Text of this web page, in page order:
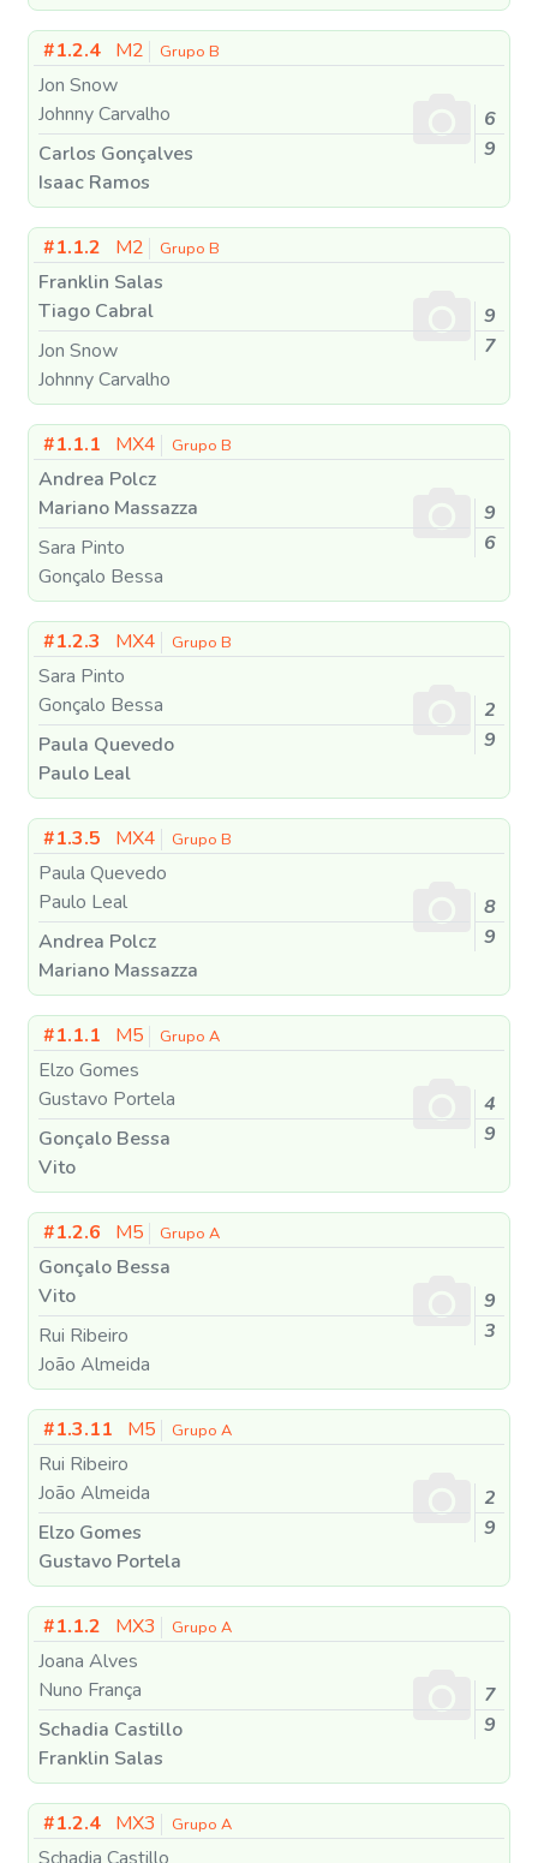
#1.2.4 M2 Grupo B
Jon Snow
Johnny Carvalho
Carlos Gonçalves
Isaac Ramos
6
9
#1.1.2 M2 Grupo B
Franklin Salas
Tiago Cabral
Jon Snow
Johnny Carvalho
9
7
#1.1.1 MX4 Grupo B
Andrea Polcz
Mariano Massazza
Sara Pinto
Gonçalo Bessa
9
6
#1.2.3 MX4 Grupo B
Sara Pinto
Gonçalo Bessa
Paula Quevedo
Paulo Leal
2
9
#1.3.5 MX4 Grupo B
Paula Quevedo
Paulo Leal
Andrea Polcz
Mariano Massazza
8
9
#1.1.1 M5 Grupo A
Elzo Gomes
Gustavo Portela
Gonçalo Bessa
Vito
4
9
#1.2.6 M5 Grupo A
Gonçalo Bessa
Vito
Rui Ribeiro
João Almeida
9
3
#1.3.11 M5 Grupo A
Rui Ribeiro
João Almeida
Elzo Gomes
Gustavo Portela
2
9
#1.1.2 MX3 Grupo A
Joana Alves
Nuno França
Schadia Castillo
Franklin Salas
7
9
#1.2.4 MX3 Grupo A